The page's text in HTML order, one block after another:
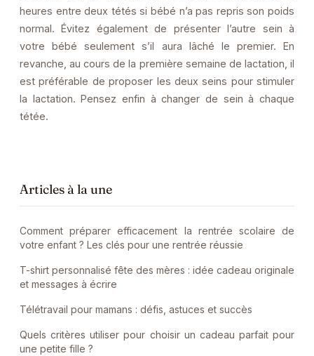
heures entre deux tétés si bébé n’a pas repris son poids
normal. Évitez également de présenter l’autre sein à
votre bébé seulement s’il aura lâché le premier. En
revanche, au cours de la première semaine de lactation, il
est préférable de proposer les deux seins pour stimuler
la lactation. Pensez enfin à changer de sein à chaque
tétée.
Articles à la une
Comment préparer efficacement la rentrée scolaire de
votre enfant ? Les clés pour une rentrée réussie
T-shirt personnalisé fête des mères : idée cadeau originale
et messages à écrire
Télétravail pour mamans : défis, astuces et succès
Quels critères utiliser pour choisir un cadeau parfait pour
une petite fille ?